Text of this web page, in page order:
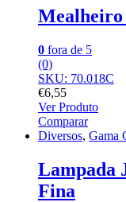
Mealheiro
0 fora de 5
(0)
SKU: 70.018C
€6,55
Ver Produto
Comparar
Diversos, Gama
Lampada
Fina